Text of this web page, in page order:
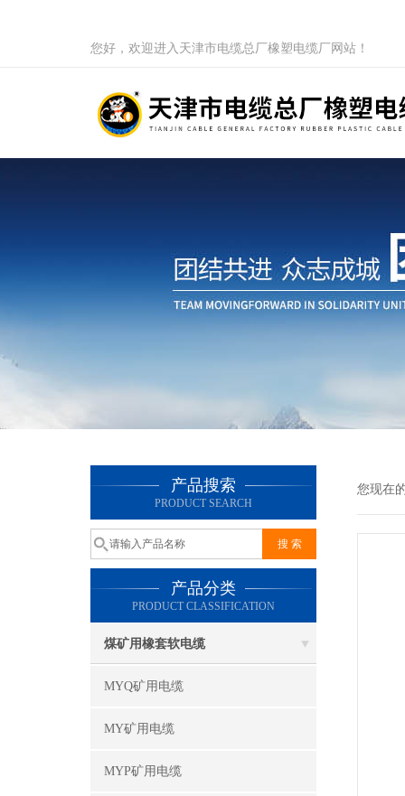
您好，欢迎进入天津市电缆总厂橡塑电缆厂网站！
产品搜索
PRODUCT SEARCH
产品分类
PRODUCT CLASSIFICATION
煤矿用橡套软电缆
MYQ矿用电缆
MY矿用电缆
MYP矿用电缆
您现在